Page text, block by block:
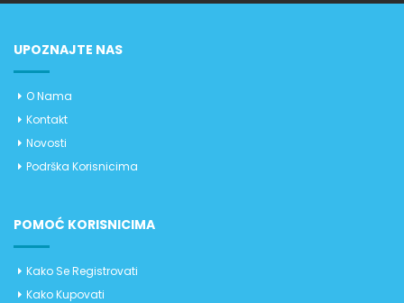
UPOZNAJTE NAS
O Nama
Kontakt
Novosti
Podrška Korisnicima
POMOĆ KORISNICIMA
Kako Se Registrovati
Kako Kupovati